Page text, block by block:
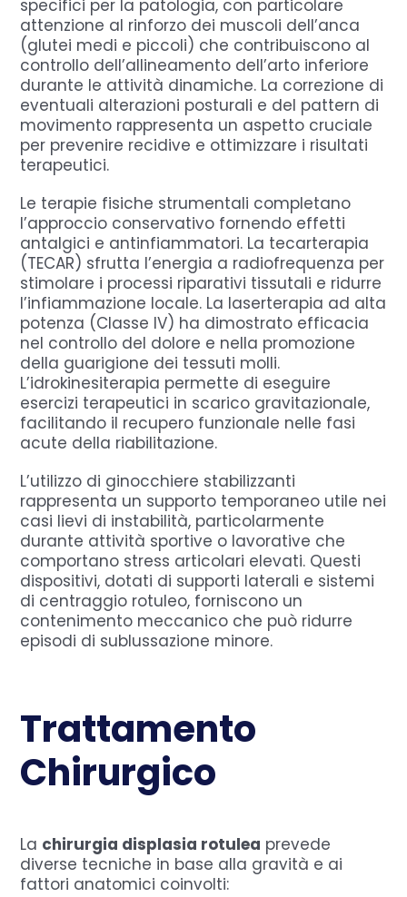
specifici per la patologia, con particolare
attenzione al rinforzo dei muscoli dell’anca
(glutei medi e piccoli) che contribuiscono al
controllo dell’allineamento dell’arto inferiore
durante le attività dinamiche. La correzione di
eventuali alterazioni posturali e del pattern di
movimento rappresenta un aspetto cruciale
per prevenire recidive e ottimizzare i risultati
terapeutici.
Le terapie fisiche strumentali completano
l’approccio conservativo fornendo effetti
antalgici e antinfiammatori. La tecarterapia
(TECAR) sfrutta l’energia a radiofrequenza per
stimolare i processi riparativi tissutali e ridurre
l’infiammazione locale. La laserterapia ad alta
potenza (Classe IV) ha dimostrato efficacia
nel controllo del dolore e nella promozione
della guarigione dei tessuti molli.
L’idrokinesiterapia permette di eseguire
esercizi terapeutici in scarico gravitazionale,
facilitando il recupero funzionale nelle fasi
acute della riabilitazione.
L’utilizzo di ginocchiere stabilizzanti
rappresenta un supporto temporaneo utile nei
casi lievi di instabilità, particolarmente
durante attività sportive o lavorative che
comportano stress articolari elevati. Questi
dispositivi, dotati di supporti laterali e sistemi
di centraggio rotuleo, forniscono un
contenimento meccanico che può ridurre
episodi di sublussazione minore.
Trattamento
Chirurgico
La chirurgia displasia rotulea prevede
diverse tecniche in base alla gravità e ai
fattori anatomici coinvolti: